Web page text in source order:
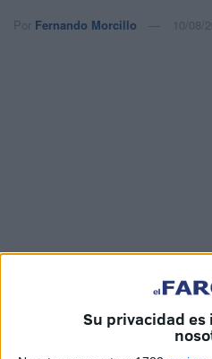
Su privacidad
Por Fernando Morcillo 10/